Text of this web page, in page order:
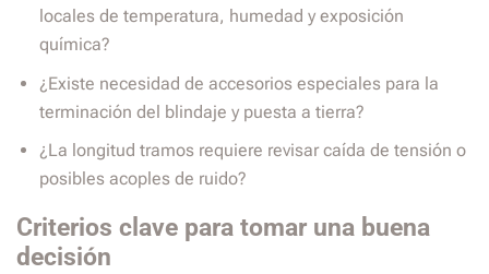
locales de temperatura, humedad y exposición
química?
¿Existe necesidad de accesorios especiales para la
terminación del blindaje y puesta a tierra?
¿La longitud tramos requiere revisar caída de tensión o
posibles acoples de ruido?
Criterios clave para tomar una buena
decisión